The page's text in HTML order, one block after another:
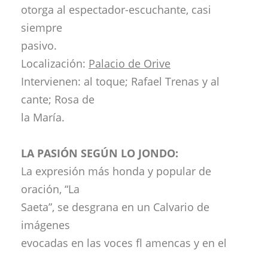
otorga al espectador-escuchante, casi
siempre
pasivo.
Localización: Palacio de Orive
Intervienen: al toque; Rafael Trenas y al
cante; Rosa de
la María.
LA PASIÓN SEGÚN LO JONDO:
La expresión más honda y popular de
oración, “La
Saeta”, se desgrana en un Calvario de
imágenes
evocadas en las voces fl amencas y en el